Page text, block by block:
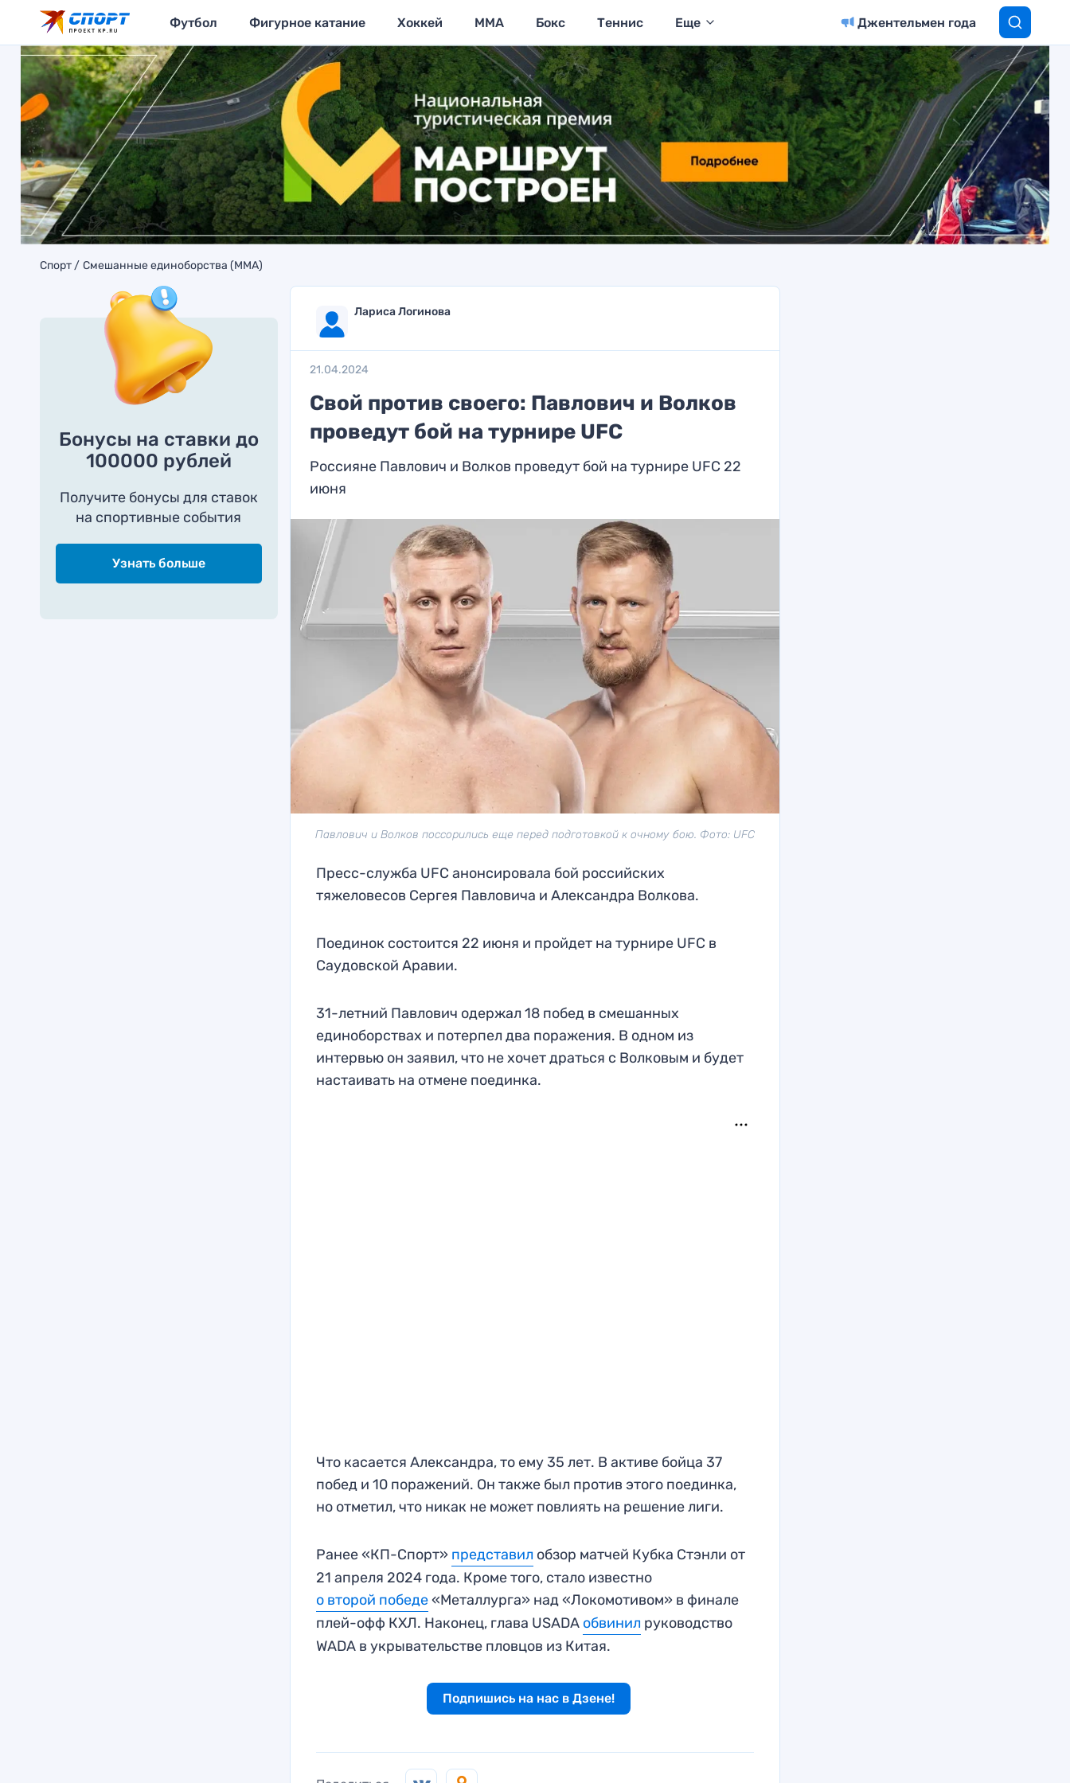
Футбол Фигурное катание Хоккей MMA Бокс Теннис Еще Джентельмен года
Спорт Смешанные единоборства (MMA)
Бонусы на ставки до
100000 рублей
Получите бонусы для ставок
на спортивные события
Узнать больше
Лариса Логинова
21.04.2024
Свой против своего: Павлович и Волков
проведут бой на турнире UFC
Россияне Павлович и Волков проведут бой на турнире UFC 22
июня
Павлович и Волков поссорились еще перед подготовкой к очному бою. Фото: UFC
Пресс-служба UFC анонсировала бой российских
тяжеловесов Сергея Павловича и Александра Волкова.
Поединок состоится 22 июня и пройдет на турнире UFC в
Саудовской Аравии.
31-летний Павлович одержал 18 побед в смешанных
единоборствах и потерпел два поражения. В одном из
интервью он заявил, что не хочет драться с Волковым и будет
настаивать на отмене поединка.
Что касается Александра, то ему 35 лет. В активе бойца 37
побед и 10 поражений. Он также был против этого поединка,
но отметил, что никак не может повлиять на решение лиги.
Ранее «КП-Спорт» представил обзор матчей Кубка Стэнли от
21 апреля 2024 года. Кроме того, стало известно
о второй победе«Металлурга» над «Локомотивом» в финале
плей-офф КХЛ. Наконец, глава USADA обвинил руководство
WADA в укрывательстве пловцов из Китая.
Подпишись на нас в Дзене!